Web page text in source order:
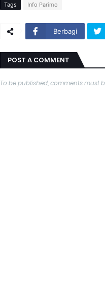
Tags Info Parimo
Berbagi
POST A COMMENT
To be published, comments must